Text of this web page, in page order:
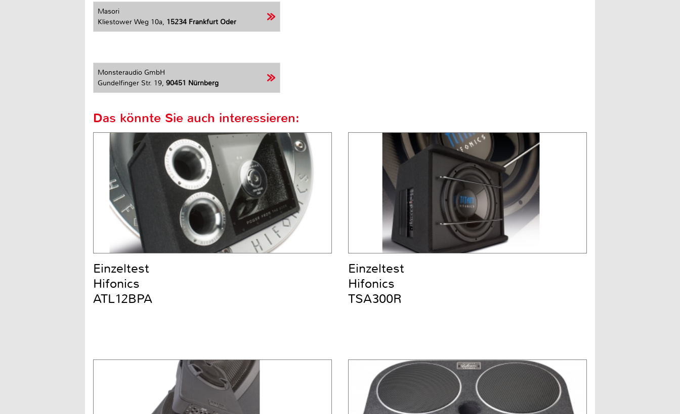
Masori
Kliestower Weg 10a, 15234 Frankfurt Oder
Monsteraudio GmbH
Gundelfinger Str. 19, 90451 Nürnberg
Das könnte Sie auch interessieren:
Einzeltest
Hifonics
ATL12BPA
Einzeltest
Hifonics
TSA300R